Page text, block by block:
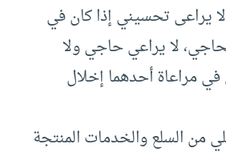
يراعى تحسيني إذا كان في
لا يراعي حاجي ولا
مراعاة أحدهما إخلال
من السلع والخدمات المنتجة